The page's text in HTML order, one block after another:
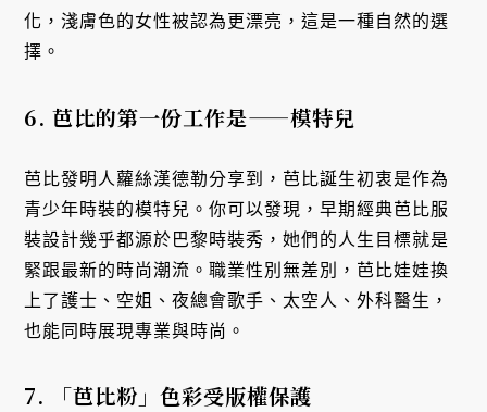
化，淺膚色的女性被認為更漂亮，這是一種自然的選
擇。
6. 芭比的第一份工作是——模特兒
芭比發明人蘿絲漢德勒分享到，芭比誕生初衷是作為
青少年時裝的模特兒。你可以發現，早期經典芭比服
裝設計幾乎都源於巴黎時裝秀，她們的人生目標就是
緊跟最新的時尚潮流。職業性別無差別，芭比娃娃換
上了護士、空姐、夜總會歌手、太空人、外科醫生，
也能同時展現專業與時尚。
7. 「芭比粉」色彩受版權保護